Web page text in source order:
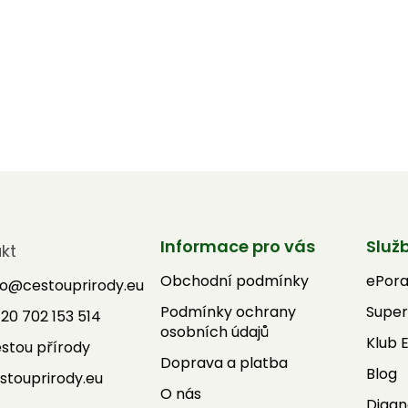
@cestouprirody.eu
702 153 514
přírody
Informace pro vás
Obchodní podmínky
Podmínky ochrany
osobních údajů
Doprava a platba
O nás
Klub
Blog